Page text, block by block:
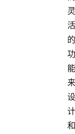
灵
活
的
功
能
来
设
计
和